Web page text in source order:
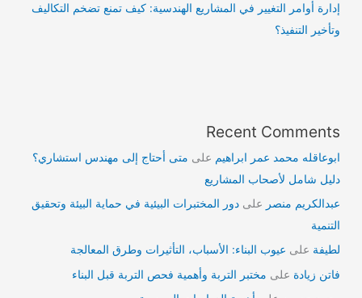
إدارة أوامر التغيير في المشاريع الهندسية: كيف تمنع تضخم التكاليف
وتأخير التنفيذ؟
Recent Comments
ابوعاقله محمد عمر ابراهيم على متى أحتاج إلى مهندس استشاري؟
دليل شامل لأصحاب المشاريع
عبدالكريم منصر علىدور المختبرات البيئية في حماية البيئة وتحقيق
التنمية
لطيفة على عيوب البناء: الأسباب، التأثيرات وطرق المعالجة
فاتن زيادة على مختبر التربة وأهمية فحص التربة قبل البناء